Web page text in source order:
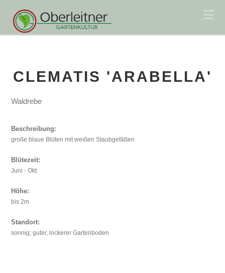
CLEMATIS 'ARABELLA'
Waldrebe
Beschreibung:
große blaue Blüten mit weißen Staubgefäßen
Blütezeit:
Juni - Okt.
Höhe:
bis 2m
Standort:
sonnig; guter, lockerer Gartenboden